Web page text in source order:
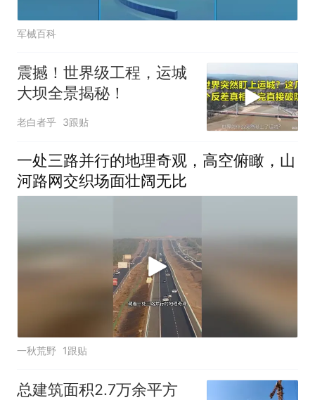
军械百科
震撼！世界级工程，运城
大坝全景揭秘！
老白者乎 3跟贴
一处三路并行的地理奇观，高空俯瞰，山
河路网交织场面壮阔无比
一秋荒野 1跟贴
总建筑面积2.7万余平方